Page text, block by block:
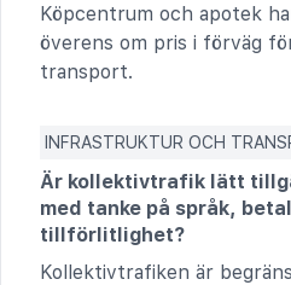
Köpcentrum och apotek
överens om pris i förväg
transport.
INFRASTRUKTUR OCH
Är kollektivtrafik lätt
med tanke på språk,
tillförlitlighet?
Kollektivtrafiken är